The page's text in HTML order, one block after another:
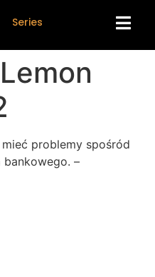
Series
Lemon
problemy spośród
bankowego. –